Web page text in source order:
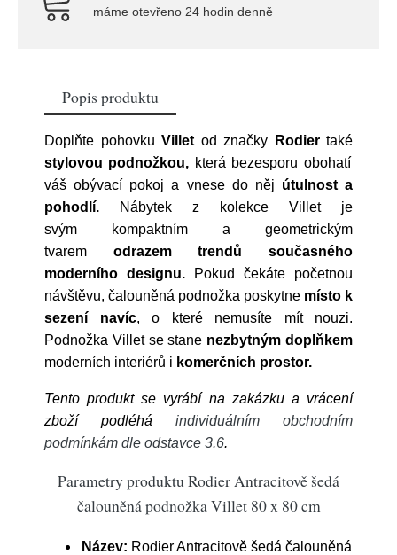
máme otevřeno 24 hodin denně
Popis produktu
Doplňte pohovku Villet od značky Rodiertaké
stylovou podnožkou, která bezesporu obohatí
váš obývací pokoj a vnese do něj útulnost a
pohodlí.
Nábytek z kolekce Villet je
svým kompaktním a geometrickým
tvarem odrazem trendů současného
moderního designu.
Pokud čekáte početnou
návštěvu, čalouněná podnožka poskytne místo k
sezení navíc, o které nemusíte mít nouzi.
Podnožka Villet se stane nezbytným doplňkem
moderních interiérů i komerčních prostor.
Tento produkt se vyrábí na zakázku a vrácení
zboží podléhá individuálním obchodním
podmínkám dle odstavce 3.6.
Parametry produktu Rodier Antracitově šedá
čalouněná podnožka Villet 80 x 80 cm
Název: Rodier Antracitově šedá čalouněná